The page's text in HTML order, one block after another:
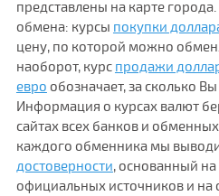
представлены на карте
обмена: курсы покупки
цену, по которой можно
наоборот, курс продажи
евро обозначает, за сколько
Информация о курсах валют
сайтах всех банков и
каждого обменника мы
достоверности, основанный
официальных источников и на